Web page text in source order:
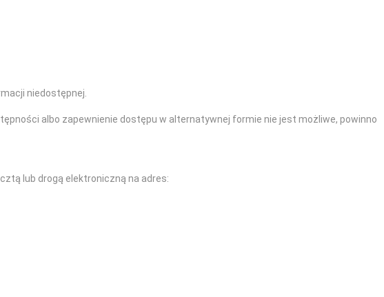
niedostępnej.
albo zapewnienie dostępu w alternatywnej formie nie jest możliwe, powinno
lub drogą elektroniczną na adres: